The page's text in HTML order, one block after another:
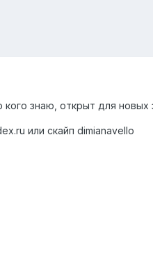
знаю, открыт для новых
или скайп dimianavello